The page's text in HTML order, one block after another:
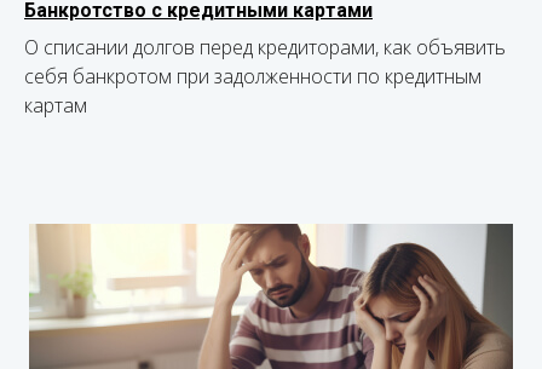
Банкротство с кредитными картами
О списании долгов перед кредиторами, как объявить
себя банкротом при задолженности по кредитным
картам